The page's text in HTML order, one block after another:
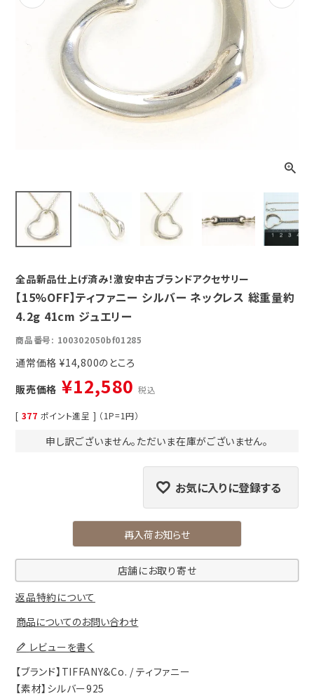
Previous Next
全品新品仕上げ済み！激安中古ブランドアクセサリー
【15%OFF】ティファニー シルバー ネックレス 総重量約
4.2g 41cm ジュエリー
商品番号 100302050bf01285
通常価格 ¥14,800
販売価格 ¥12,580 税込
[ 377 ポイント進呈 ] （1P=1円）
申し訳ございません。ただいま在庫がございません。
お気に入りに登録する
再入荷お知らせ
店舗にお取り寄せ
返品特約について
商品についてのお問い合わせ
レビューを書く
【ブランド】TIFFANY&Co. / ティファニー
【素材】シルバー925